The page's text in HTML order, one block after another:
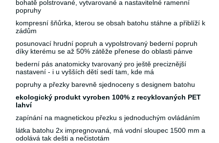
bohatě polstrované, vytvarované a nastavitelné ramenní
popruhy
kompresní šňůrka, kterou se obsah batohu stáhne a přiblíží k
zádům
posunovací hrudní popruh a vypolstrovaný bederní popruh
díky kterému se až 50% zátěže přenese do oblasti pánve
bederní pás anatomicky tvarovaný pro ještě preciznější
nastavení - i u vyšších dětí sedí tam, kde má
popruhy a přezky barevně sjednoceny s designem batohu
ekologický produkt vyroben 100% z recyklovaných PET
lahví
zapínání na magnetickou přezku s jednoduchým ovládáním
látka batohu 2x impregnovaná, má vodní sloupec 1500 mm a
odolává tak dešti a nečistotám